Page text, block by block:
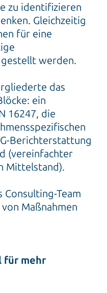
zu identifizieren
Gleichzeitig
für eine
werden.
das
ein
16247, die
Berichterstattung
(vereinfachter
Mittelstand).
Team
Maßnahmen
für mehr